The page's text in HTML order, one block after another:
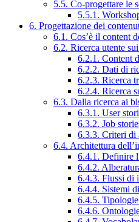
5.5. Co-progettare le
5.5.1.
6. Progettazione dei
6.1. Cos’è il content
6.2. Ricerca utente
6.2.1. Content
6.2.2. Dati di
6.2.3. Ricerca
6.2.4. Ricerca
6.3. Dalla ricerca ai
6.3.1. User
6.3.2. Job
6.3.3. Criteri di
6.4. Architettura
6.4.1. Definire
6.4.2.
6.4.3. Flussi di
6.4.4. Sistemi
6.4.5.
6.4.6.